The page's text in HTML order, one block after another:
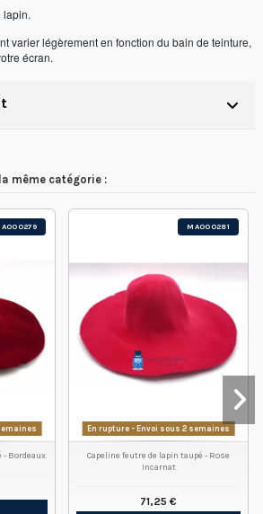
lapin.
varier légèrement en fonction du bain de teinture,
écran.
même catégorie :
- Bordeaux
MA000281
En rupture - Envoi sous 2 semaines
Capeline feutre de lapin taupé - Rose
Incarnat
71,25 €